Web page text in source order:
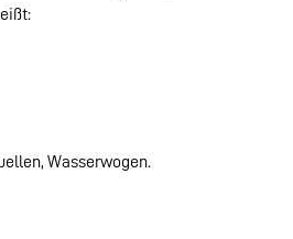
Wasserwogen.